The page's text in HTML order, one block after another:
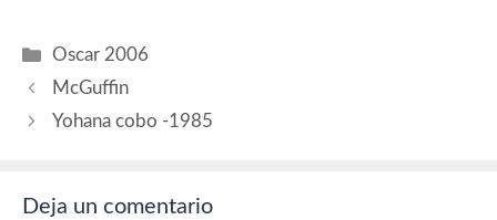
año hay varios apartados en
los…
Categorías
Oscar 2006
McGuffin
Yohana cobo -1985
Deja un comentario